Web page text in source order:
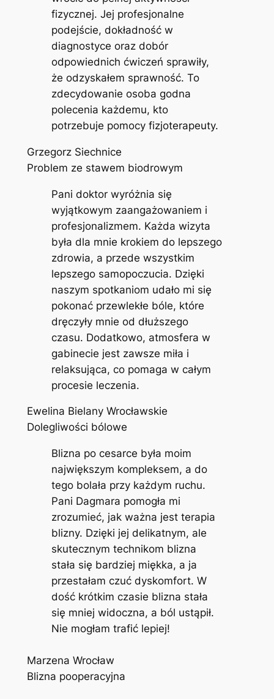
fizycznej. Jej profesjonalne
podejście, dokładność w
diagnostyce oraz dobór
odpowiednich ćwiczeń sprawiły,
że odzyskałem sprawność. To
zdecydowanie osoba godna
polecenia każdemu, kto
potrzebuje pomocy fizjoterapeuty.
Grzegorz Siechnice
Problem ze stawem biodrowym
Pani doktor wyróżnia się
wyjątkowym zaangażowaniem i
profesjonalizmem. Każda wizyta
była dla mnie krokiem do lepszego
zdrowia, a przede wszystkim
lepszego samopoczucia. Dzięki
naszym spotkaniom udało mi się
pokonać przewlekłe bóle, które
dręczyły mnie od dłuższego
czasu. Dodatkowo, atmosfera w
gabinecie jest zawsze miła i
relaksująca, co pomaga w całym
procesie leczenia.
Ewelina Bielany Wrocławskie
Dolegliwości bólowe
Blizna po cesarce była moim
największym kompleksem, a do
tego bolała przy każdym ruchu.
Pani Dagmara pomogła mi
zrozumieć, jak ważna jest terapia
blizny. Dzięki jej delikatnym, ale
skutecznym technikom blizna
stała się bardziej miękka, a ja
przestałam czuć dyskomfort. W
dość krótkim czasie blizna stała
się mniej widoczna, a ból ustąpił.
Nie mogłam trafić lepiej!
Marzena Wrocław
Blizna pooperacyjna